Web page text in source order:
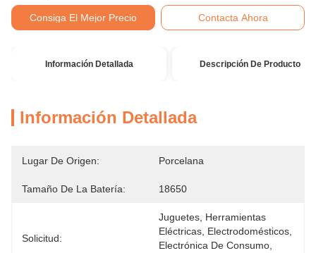
Consiga El Mejor Precio Contacta Ahora
Información Detallada Descripción De Producto
Información Detallada
Lugar De Origen: Porcelana
Tamaño De La Batería: 18650
Solicitud:
Juguetes, Herramientas
Eléctricas, Electrodomésticos,
Electrónica De Consumo,